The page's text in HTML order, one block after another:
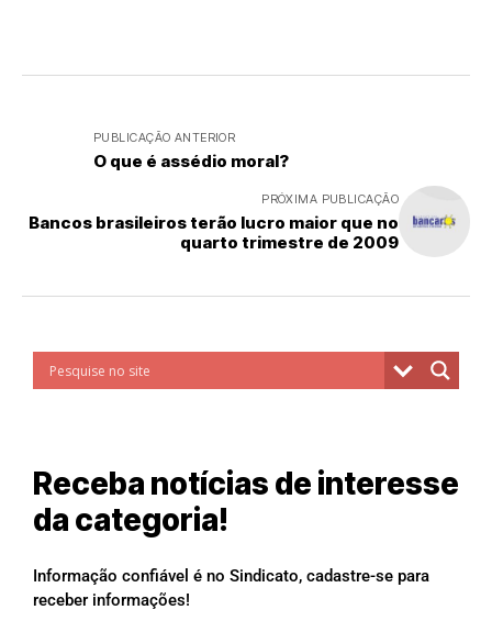
PUBLICAÇÃO ANTERIOR
O que é assédio moral?
PRÓXIMA PUBLICAÇÃO
Bancos brasileiros terão lucro maior que no
quarto trimestre de 2009
Receba notícias de interesse
da categoria!
Informação confiável é no Sindicato, cadastre-se para
receber informações!